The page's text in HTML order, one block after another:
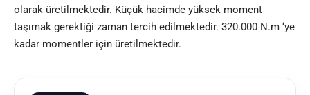
olarak üretilmektedir. Küçük hacimde yüksek moment
taşımak gerektiği zaman tercih edilmektedir. 320.000 N.m ‘ye
kadar momentler için üretilmektedir.